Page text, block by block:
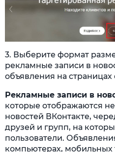
3. Выберите формат
рекламные записи в
объявления на страницах
Рекламные записи в
которые отображаются
новостей ВКонтакте,
друзей и групп, на
пользователи.
компьютерах, мобильных